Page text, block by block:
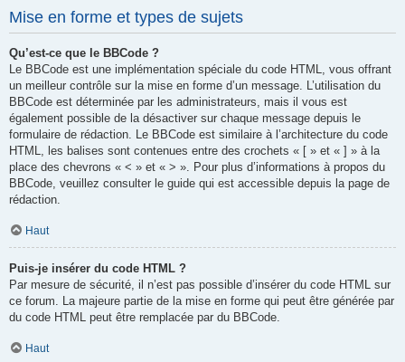
Mise en forme et types de sujets
Qu’est-ce que le BBCode ?
Le BBCode est une implémentation spéciale du code HTML, vous offrant
un meilleur contrôle sur la mise en forme d’un message. L’utilisation du
BBCode est déterminée par les administrateurs, mais il vous est
également possible de la désactiver sur chaque message depuis le
formulaire de rédaction. Le BBCode est similaire à l’architecture du code
HTML, les balises sont contenues entre des crochets « [ » et « ] » à la
place des chevrons « < » et « > ». Pour plus d’informations à propos du
BBCode, veuillez consulter le guide qui est accessible depuis la page de
rédaction.
Haut
Puis-je insérer du code HTML ?
Par mesure de sécurité, il n’est pas possible d’insérer du code HTML sur
ce forum. La majeure partie de la mise en forme qui peut être générée par
du code HTML peut être remplacée par du BBCode.
Haut